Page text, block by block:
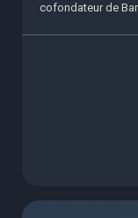
cofondateur de